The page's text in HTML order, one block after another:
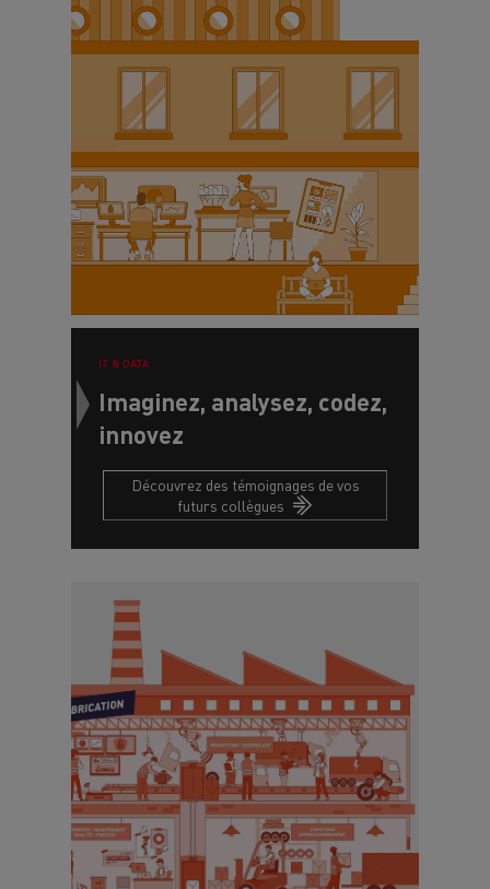
IT & DATA
Imaginez, analysez, codez,
innovez
Découvrez des témoignages de vos
futurs collègues